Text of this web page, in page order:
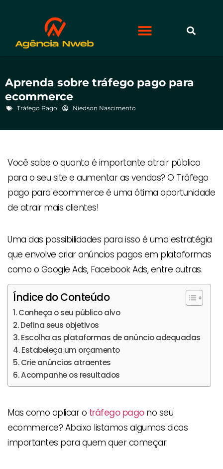
Aprenda sobre tráfego pago para
ecommerce
Tráfego Pago Niedson Nascimento
Você sabe o quanto é importante atrair público
para o seu site e aumentar as vendas? O Tráfego
pago para ecommerce é uma ótima oportunidade
de atrair mais clientes!
Uma das possibilidades para isso é uma estratégia
que envolve criar anúncios pagos em plataformas
como o Google Ads, Facebook Ads, entre outras.
Índice do Conteúdo
Conheça o seu público alvo
Defina seus objetivos
Escolha as plataformas de anúncio adequadas
Estabeleça um orçamento
Crie anúncios atraentes
Acompanhe os resultados
Mas como aplicar o tráfego pagono seu
ecommerce? Abaixo listamos algumas dicas
importantes para quem quer começar: